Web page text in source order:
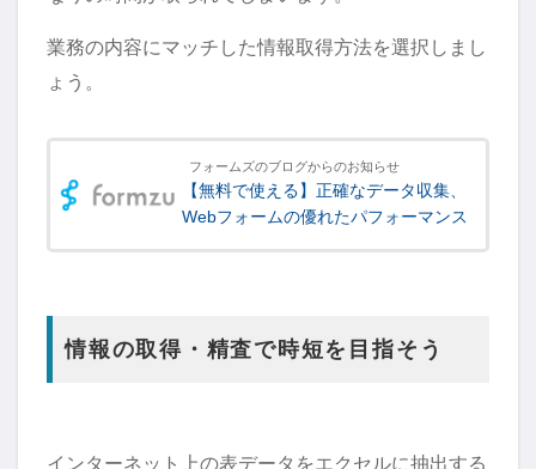
業務の内容にマッチした情報取得方法を選択しまし
ょう。
フォームズのブログからのお知らせ
【無料で使える】正確なデータ収集、
Webフォームの優れたパフォーマンス
情報の取得・精査で時短を目指そう
インターネット上の表データをエクセルに抽出する